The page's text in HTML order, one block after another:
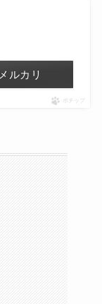
メルカリ
ポチップ